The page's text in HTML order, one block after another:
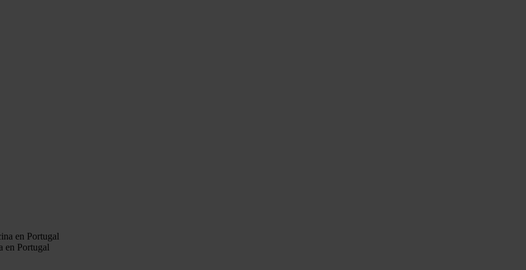
en Portugal